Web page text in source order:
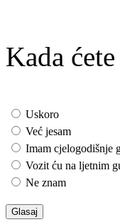
Kada
Uskoro
Već jesam
Imam cjelogodišnje
Vozit ću na ljetnim
Ne znam